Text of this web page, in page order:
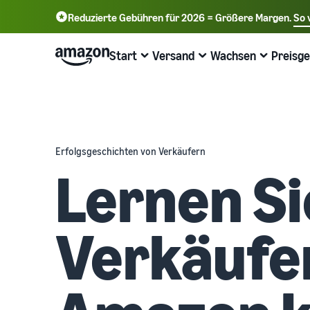
Reduzierte Gebühren für 2026 = Größere Margen.So
中文 - CN English - GB Deutsch - DE
Start
Verkaufstarif wählen
Verkäuferkonto erstellen
Schritte zum Erstellen eines Verkäuferkontos
überprüfen
Produktangebote erstellen
Versand
Lagern Sie Versand Retouren und Kundenservice aus
Aufträge aus Ihrem eigenen Lager abwickeln
Profitieren Sie von schnelleren, günstigeren und
präziseren Lieferungen
Neue Produkte einführen
Erhalten Sie 10% Rabatt auf Verkäufe und kostenlose
Lagerung mit FBA
Wachsen
Werben Sie im und außerhalb des Amazon Stores
B2B-Verkauf
Verbinden Sie sich mit Geschäftskunden
Global verkaufen
Verkaufen Sie an Amazon-Kunden weltweit
Erhalten Sie personalisierte Empfehlungen
Wie Ihr Marketplace-Berater Sie beim Wachstum auf
Preisübersicht
Verkaufstarife vergleichen
Verkaufstarife vergleichen und auswählen
Verkaufsgebühren
Verkaufsgebühren im Überblick
Versandgebühren
Online-Handel Blog
Seller University
Trainings- und Lernressourcen, die Unternehmen dabei
helfen, bei Amazon erfolgreich zu sein
Erfolgsgeschichten von Verkäufern
Erfolgsgeschichten von Verkäufern
Lernen